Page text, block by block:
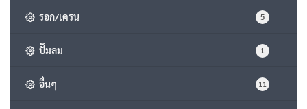
รอก/เครน 5
ปั๊มลม 1
อื่นๆ 11